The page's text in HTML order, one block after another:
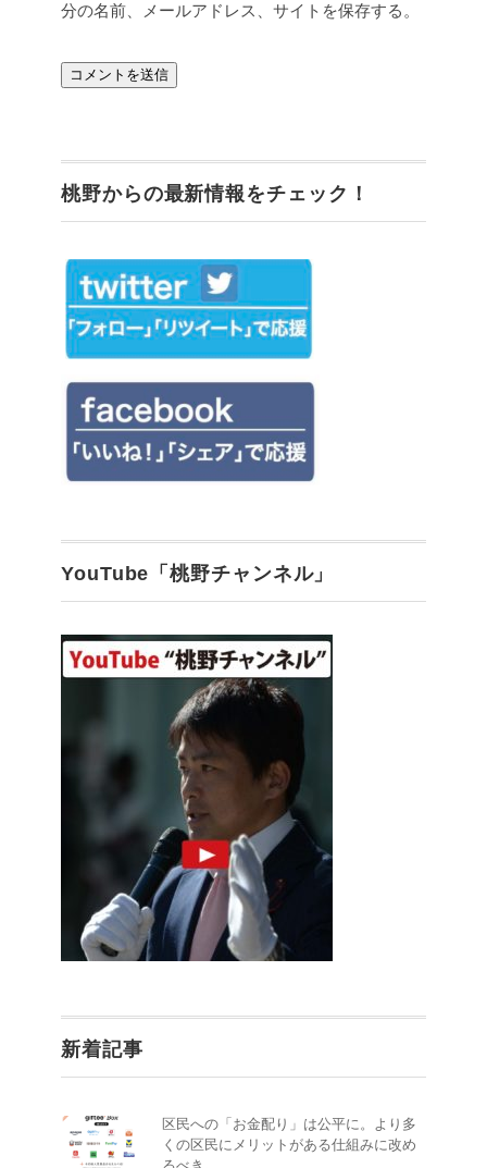
分の名前、メールアドレス、サイトを保存する。
桃野からの最新情報をチェック！
YouTube「桃野チャンネル」
新着記事
区民への「お金配り」は公平に。より多
くの区民にメリットがある仕組みに改め